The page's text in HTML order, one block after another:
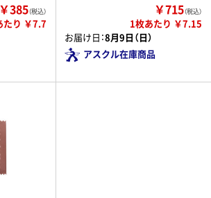
￥385（税込）
たり ￥7.7
￥715（税込）
1枚あたり ￥7.15
お届け日：8月9日（日）
アスクル在庫商品